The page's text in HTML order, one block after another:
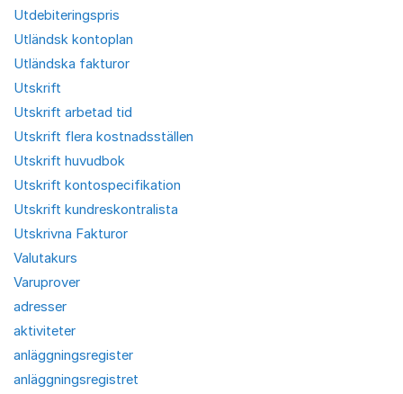
Utdebiteringspris
Utländsk kontoplan
Utländska fakturor
Utskrift
Utskrift arbetad tid
Utskrift flera kostnadsställen
Utskrift huvudbok
Utskrift kontospecifikation
Utskrift kundreskontralista
Utskrivna Fakturor
Valutakurs
Varuprover
adresser
aktiviteter
anläggningsregister
anläggningsregistret